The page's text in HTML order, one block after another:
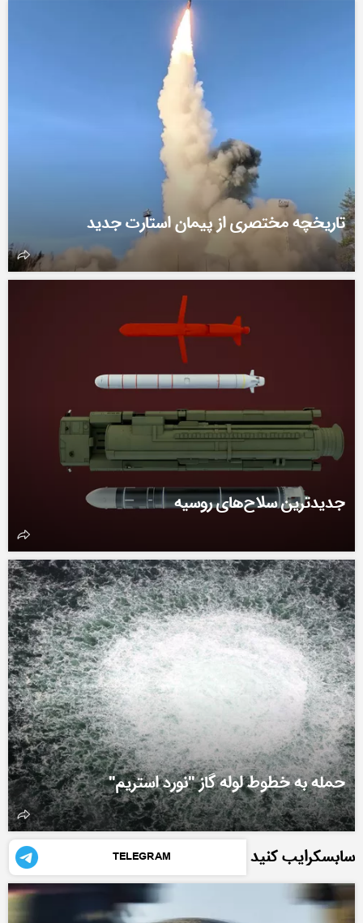
تاریخچه مختصری از پیمان استارت جدید
جدیدترین سلاح‌های روسیه
حمله به خطوط لوله گاز "نورد استریم"
سابسکرایب کنید TELEGRAM